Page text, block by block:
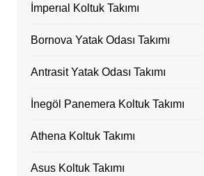
İmperıal Koltuk Takımı
Bornova Yatak Odası Takımı
Antrasit Yatak Odası Takımı
İnegöl Panemera Koltuk Takımı
Athena Koltuk Takımı
Asus Koltuk Takımı